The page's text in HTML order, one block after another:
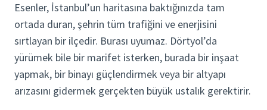
Esenler, İstanbul’un haritasına baktığınızda tam
ortada duran, şehrin tüm trafiğini ve enerjisini
sırtlayan bir ilçedir. Burası uyumaz. Dörtyol’da
yürümek bile bir marifet isterken, burada bir inşaat
yapmak, bir binayı güçlendirmek veya bir altyapı
arızasını gidermek gerçekten büyük ustalık gerektirir.